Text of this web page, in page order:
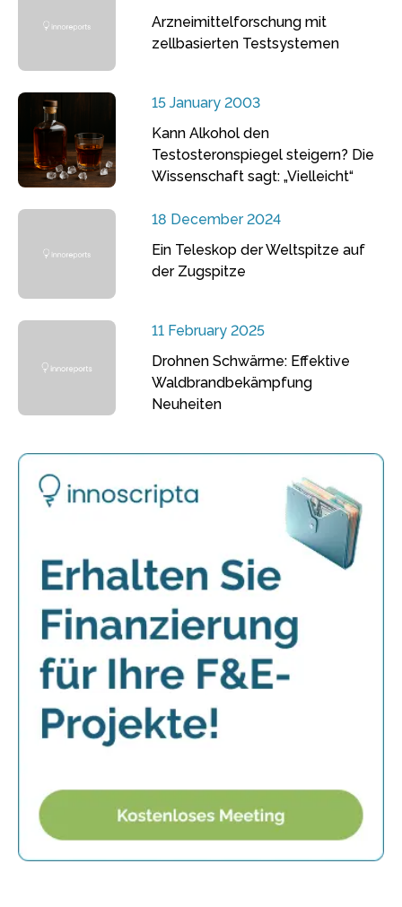
Arzneimittelforschung mit
zellbasierten Testsystemen
15 January 2003
Kann Alkohol den
Testosteronspiegel steigern? Die
Wissenschaft sagt: „Vielleicht“
18 December 2024
Ein Teleskop der Weltspitze auf
der Zugspitze
11 February 2025
Drohnen Schwärme: Effektive
Waldbrandbekämpfung
Neuheiten